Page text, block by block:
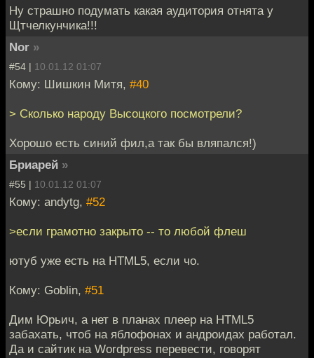
Ну страшно подумать какая аудитория отнята у
Щтчелкунчика!!!
Nor »
#54 | 10.01.12 01:07
Кому: Шишкин Митя, #40
> Сколько народу Высоцкого посмотрели?
Хорошо есть синий фил,а так бы вляпался!)
Бриарей »
#55 | 10.01.12 01:07
Кому: andytg, #52
>если грамотно закрыто -- то любой флеш
ютуб уже есть на HTML5, если чо.
Кому: Goblin, #51
Дим Юрьич, а нет в планах плеер на HTML5
забахать, чтоб на яблофонах и андроидах работал.
Да и сайтик на Wordpress перевеcти, говорят